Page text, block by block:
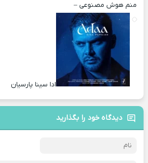
منم هوش مصنوعی –
ادا سینا پارسیان
دیدگاه خود را بگذارید